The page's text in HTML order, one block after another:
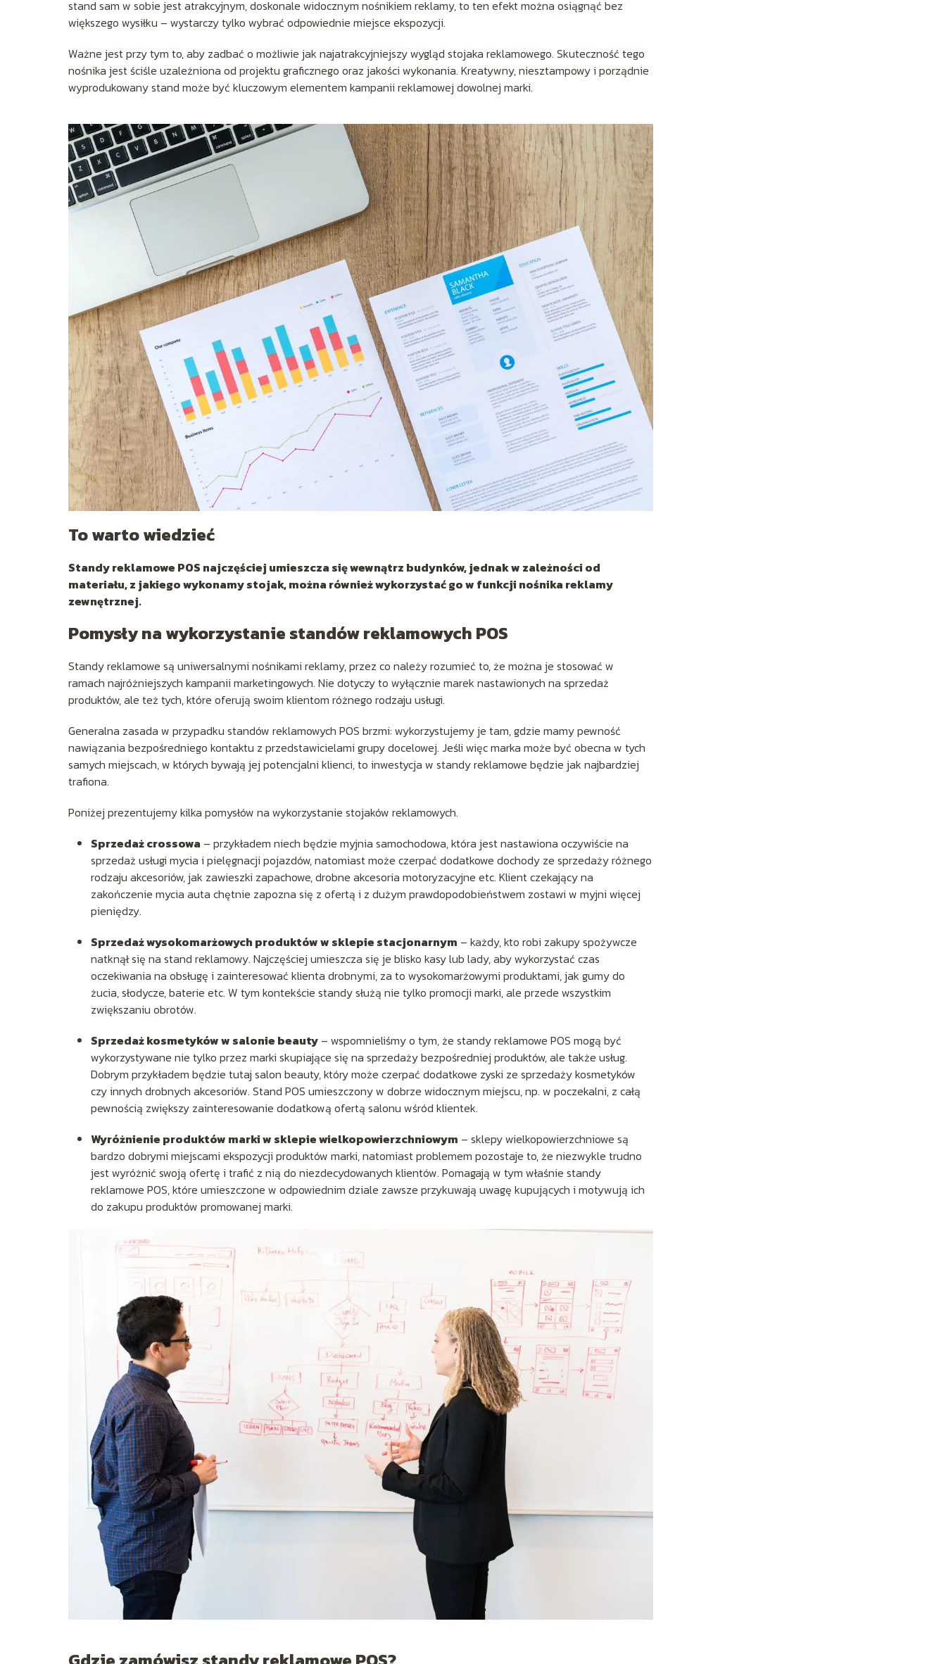
stand sam w sobie jest atrakcyjnym, doskonale widocznym nośnikiem reklamy, to ten efekt można osiągnąć bez
większego wysiłku – wystarczy tylko wybrać odpowiednie miejsce ekspozycji.
Ważne jest przy tym to, aby zadbać o możliwie jak najatrakcyjniejszy wygląd stojaka reklamowego. Skuteczność tego
nośnika jest ściśle uzależniona od projektu graficznego oraz jakości wykonania. Kreatywny, niesztampowy i porządnie
wyprodukowany stand może być kluczowym elementem kampanii reklamowej dowolnej marki.
To warto wiedzieć
Standy reklamowe POS najczęściej umieszcza się wewnątrz budynków, jednak w zależności od
materiału, z jakiego wykonamy stojak, można również wykorzystać go w funkcji nośnika reklamy
zewnętrznej.
Pomysły na wykorzystanie standów reklamowych POS
Standy reklamowe są uniwersalnymi nośnikami reklamy, przez co należy rozumieć to, że można je stosować w
ramach najróżniejszych kampanii marketingowych. Nie dotyczy to wyłącznie marek nastawionych na sprzedaż
produktów, ale też tych, które oferują swoim klientom różnego rodzaju usługi.
Generalna zasada w przypadku standów reklamowych POS brzmi: wykorzystujemy je tam, gdzie mamy pewność
nawiązania bezpośredniego kontaktu z przedstawicielami grupy docelowej. Jeśli więc marka może być obecna w tych
samych miejscach, w których bywają jej potencjalni klienci, to inwestycja w standy reklamowe będzie jak najbardziej
trafiona.
Poniżej prezentujemy kilka pomysłów na wykorzystanie stojaków reklamowych.
Sprzedaż crossowa – przykładem niech będzie myjnia samochodowa, która jest nastawiona oczywiście na
sprzedaż usługi mycia i pielęgnacji pojazdów, natomiast może czerpać dodatkowe dochody ze sprzedaży różnego
rodzaju akcesoriów, jak zawieszki zapachowe, drobne akcesoria motoryzacyjne etc. Klient czekający na
zakończenie mycia auta chętnie zapozna się z ofertą i z dużym prawdopodobieństwem zostawi w myjni więcej
pieniędzy.
Sprzedaż wysokomarżowych produktów w sklepie stacjonarnym – każdy, kto robi zakupy spożywcze
natknął się na stand reklamowy. Najczęściej umieszcza się je blisko kasy lub lady, aby wykorzystać czas
oczekiwania na obsługę i zainteresować klienta drobnymi, za to wysokomarżowymi produktami, jak gumy do
żucia, słodycze, baterie etc. W tym kontekście standy służą nie tylko promocji marki, ale przede wszystkim
zwiększaniu obrotów.
Sprzedaż kosmetyków w salonie beauty – wspomnieliśmy o tym, że standy reklamowe POS mogą być
wykorzystywane nie tylko przez marki skupiające się na sprzedaży bezpośredniej produktów, ale także usług.
Dobrym przykładem będzie tutaj salon beauty, który może czerpać dodatkowe zyski ze sprzedaży kosmetyków
czy innych drobnych akcesoriów. Stand POS umieszczony w dobrze widocznym miejscu, np. w poczekalni, z całą
pewnością zwiększy zainteresowanie dodatkową ofertą salonu wśród klientek.
Wyróżnienie produktów marki w sklepie wielkopowierzchniowym – sklepy wielkopowierzchniowe są
bardzo dobrymi miejscami ekspozycji produktów marki, natomiast problemem pozostaje to, że niezwykle trudno
jest wyróżnić swoją ofertę i trafić z nią do niezdecydowanych klientów. Pomagają w tym właśnie standy
reklamowe POS, które umieszczone w odpowiednim dziale zawsze przykuwają uwagę kupujących i motywują ich
do zakupu produktów promowanej marki.